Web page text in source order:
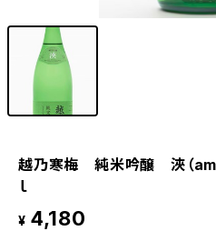
越乃寒梅 純米吟醸 浹（
ｌ
¥ 4,180